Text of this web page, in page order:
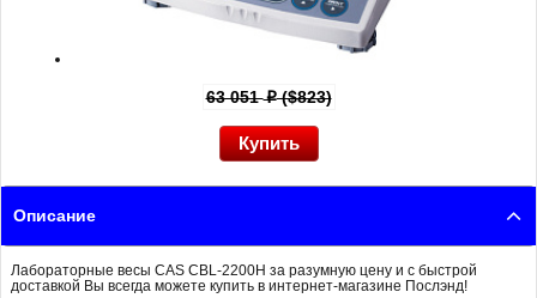
63 051p($823)
Описание
Лабораторные весы CAS CBL-2200H за разумную цену и с быстрой
доставкой Вы всегда можете купить в интернет-магазине Послэнд!